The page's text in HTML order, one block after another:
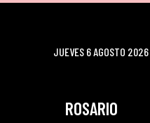
JUEVES 6 AGOSTO 2026
ROSARIO